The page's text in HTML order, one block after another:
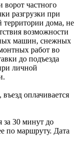
ворот частного
разгрузки при
территории дома, не
возможности
машин, снежных
работ во
до подъезда
личной
оплачивается
за 30 минут до
по маршруту. Дата